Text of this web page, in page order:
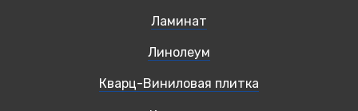
Ламинат
Линолеум
Кварц-Виниловая плитка